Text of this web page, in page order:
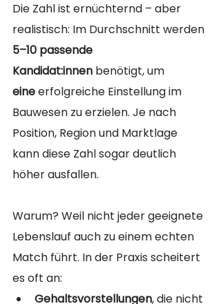
Die Zahl ist ernüchternd – aber
realistisch: Im Durchschnitt werden
5–10 passende
Kandidat:innen benötigt, um
eine erfolgreiche Einstellung im
Bauwesen zu erzielen. Je nach
Position, Region und Marktlage
kann diese Zahl sogar deutlich
höher ausfallen.
Warum? Weil nicht jeder geeignete
Lebenslauf auch zu einem echten
Match führt. In der Praxis scheitert
es oft an:
Gehaltsvorstellungen, die nicht